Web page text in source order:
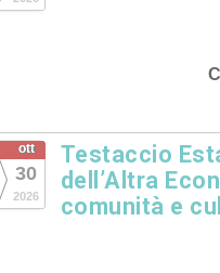
ott
30
2026
Testaccio
dell’Altra
comunità e